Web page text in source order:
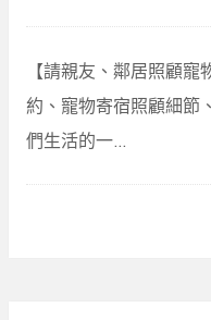
【請親友、鄰居照顧
約、寵物寄宿照顧細節
們生活的一…